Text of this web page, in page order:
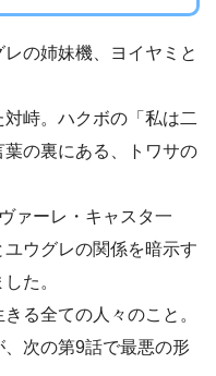
の姉妹機、ヨイヤミと
峙。ハクボの「私は二
の裏にある、トワサの
ァーレ・キャスタ一
ウグレの関係を暗示す
た。
る全ての人々のこと。
次の第9話で最悪の形